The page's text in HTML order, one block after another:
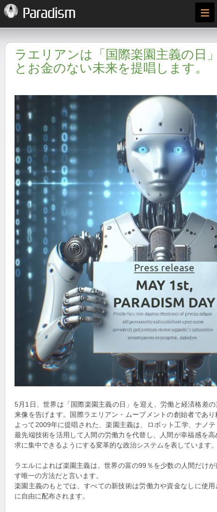
Paradism ≡
ラエリアンは「国際楽園主義の日
とお金のない未来を提唱します。
5月1日、世界は「国際楽園主義の日」を迎え、労働と経済格差
来像を告げます。国際ラエリアン・ムーブメントの創始者であ
よって2009年に提唱された、楽園主義は、ロボット工学、ナノ
最先端技術を活用して人間の労働力を代替し、人間が幸福感を
求に集中できるようにする変革的な政治システムを表しています
ラエルによれば楽園主義は、世界の富の99％を少数の人間だけ
す唯一の方法だと言います。
楽園主義のもとでは、すべての新技術は労働力や資金なしに使
に自由に配布されます。